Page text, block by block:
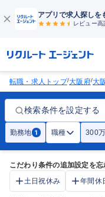
アプリで求人探しを
レビュー高
転職・求人トップ/大阪府/大
検索条件を設定する
勤務地 1 職種 300
こだわり条件の追加設定を
土日祝休み
年間休